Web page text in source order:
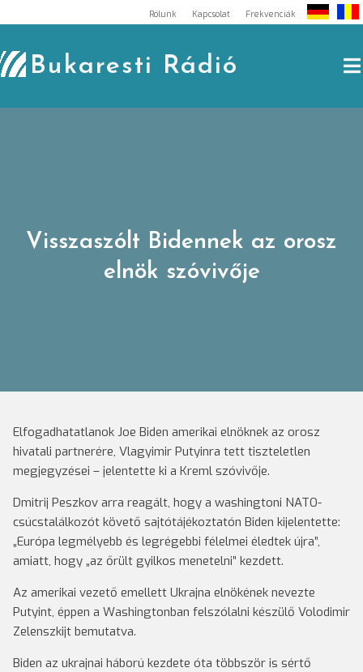
to
content
Rólunk Kapcsolat Frekvenciák
Bukaresti Rádió
Visszaszólt Bidennek az orosz
elnök szóvivője
Elfogadhatatlanok Joe Biden amerikai elnöknek az orosz
hivatali partnerére, Vlagyimir Putyinra tett tiszteletlen
megjegyzései – jelentette ki a Kreml szóvivője.
Dmitrij Peszkov arra reagált, hogy a washingtoni NATO-
csúcstalálkozót követő sajtótájékoztatón Biden kijelentette:
„Európa legmélyebb és legrégebbi félelmei éledtek újra”,
amiatt, hogy „az őrült gyilkos menetelni” kezdett.
Az amerikai vezető emellett Ukrajna elnökének nevezte
Putyint, éppen a Washingtonban felszólalni készülő Volodimir
Zelenszkijt bemutatva.
Biden az ukrajnai háború kezdete óta többször is sértő